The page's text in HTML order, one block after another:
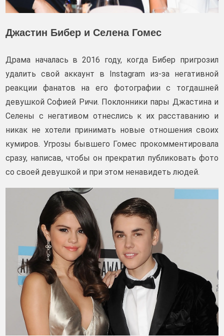
Джастин Бибер и Селена Гомес
Драма началась в 2016 году, когда Бибер пригрозил
удалить свой аккаунт в Instagram из-за негативной
реакции фанатов на его фотографии с тогдашней
девушкой Софией Ричи. Поклонники пары Джастина и
Селены с негативом отнеслись к их расставанию и
никак не хотели принимать новые отношения своих
кумиров. Угрозы бывшего Гомес прокомментировала
сразу, написав, чтобы он прекратил публиковать фото
со своей девушкой и при этом ненавидеть людей.